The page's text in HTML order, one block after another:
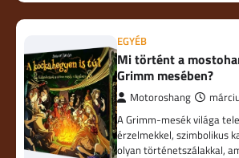
EGYÉB
Mi történt a
Grimm mesében?
Motoroshang
A Grimm-mesék világa
érzelmekkel, szimbolikus
olyan történetszálakkal,